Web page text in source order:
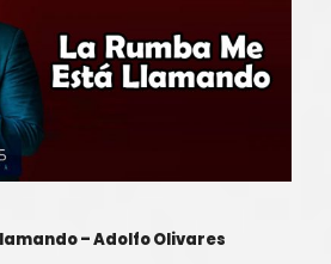
– Adolfo Olivares